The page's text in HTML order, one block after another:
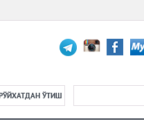
ЎТИШ